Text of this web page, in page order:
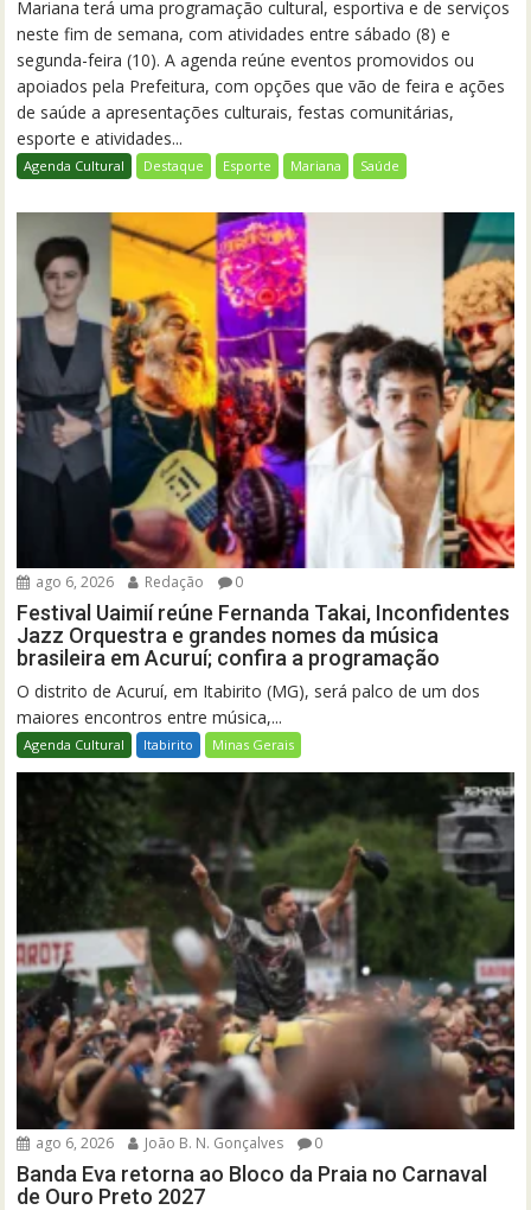
Mariana terá uma programação cultural, esportiva e de serviços
neste fim de semana, com atividades entre sábado (8) e
segunda-feira (10). A agenda reúne eventos promovidos ou
apoiados pela Prefeitura, com opções que vão de feira e ações
de saúde a apresentações culturais, festas comunitárias,
esporte e atividades...
Agenda Cultural Destaque Esporte Mariana Saúde
ago 6, 2026 Redação 0
Festival Uaimií reúne Fernanda Takai, Inconfidentes
Jazz Orquestra e grandes nomes da música
brasileira em Acuruí; confira a programação
O distrito de Acuruí, em Itabirito (MG), será palco de um dos
maiores encontros entre música,...
Agenda Cultural Itabirito Minas Gerais
ago 6, 2026 João B. N. Gonçalves 0
Banda Eva retorna ao Bloco da Praia no Carnaval
de Ouro Preto 2027